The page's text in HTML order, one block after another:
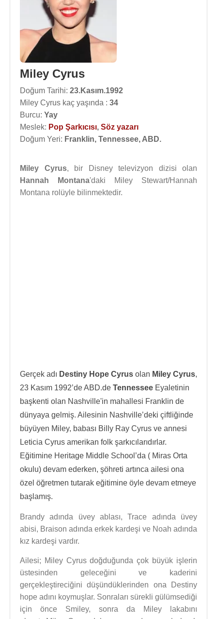
Miley Cyrus
Doğum Tarihi: 23.Kasım.1992
Miley Cyrus kaç yaşında : 34
Burcu: Yay
Meslek: Pop Şarkıcısı, Söz yazarı
Doğum Yeri: Franklin, Tennessee, ABD.
Miley Cyrus, bir Disney televizyon dizisi olan
Hannah Montana'daki Miley Stewart/Hannah
Montana rolüyle bilinmektedir.
Gerçek adı Destiny Hope Cyrus olan Miley Cyrus,
23 Kasım 1992’de ABD.de Tennessee Eyaletinin
başkenti olan Nashville'in mahallesi Franklin de
dünyaya gelmiş. Ailesinin Nashville’deki çiftliğinde
büyüyen Miley, babası Billy Ray Cyrus ve annesi
Leticia Cyrus amerikan folk şarkıcılarıdırlar.
Eğitimine Heritage Middle School’da ( Miras Orta
okulu) devam ederken, şöhreti artınca ailesi ona
özel öğretmen tutarak eğitimine öyle devam etmeye
başlamış.
Brandy adında üvey ablası, Trace adında üvey
abisi, Braison adında erkek kardeşi ve Noah adında
kız kardeşi vardır.
Ailesi; Miley Cyrus doğduğunda çok büyük işlerin
üstesinden geleceğini ve kaderini
gerçekleştireciğini düşündüklerinden ona Destiny
hope adını koymuşlar. Sonraları sürekli gülümsediği
için önce Smiley, sonra da Miley lakabını